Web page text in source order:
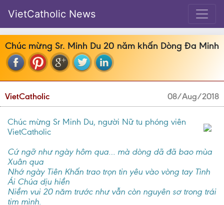
VietCatholic News
Chúc mừng Sr. Minh Du 20 năm khấn Dòng Đa Minh
VietCatholic 08/Aug/2018
Chúc mừng Sr Minh Du, người Nữ tu phóng viên
VietCatholic
Cứ ngỡ như ngày hôm qua… mà dòng dã đã bao mùa
Xuân qua
Nhớ ngày Tiên Khấn trao trọn tin yêu vào vòng tay Tình
Ái Chúa dịu hiền
Niềm vui 20 năm trước như vẫn còn nguyên sơ trong trái
tim mình.